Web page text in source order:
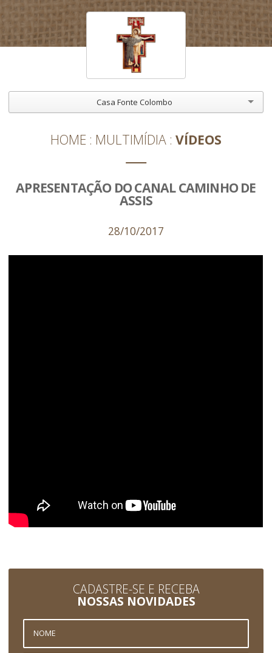
Casa Fonte Colombo
HOME MULTIMÍDIA VÍDEOS
APRESENTAÇÃO DO CANAL CAMINHO DE
ASSIS
28/10/2017
CADASTRE-SE E RECEBA
NOSSAS NOVIDADES